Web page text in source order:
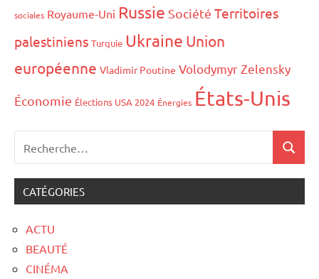
sociales Royaume-Uni Russie Société Territoires
palestiniens Turquie Ukraine Union
européenne Vladimir Poutine Volodymyr Zelensky
Économie Élections USA 2024 Énergies États-Unis
CATÉGORIES
ACTU
BEAUTÉ
CINÉMA